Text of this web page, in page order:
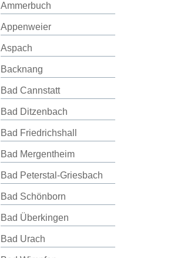
Ammerbuch
Appenweier
Aspach
Backnang
Bad Cannstatt
Bad Ditzenbach
Bad Friedrichshall
Bad Mergentheim
Bad Peterstal-Griesbach
Bad Schönborn
Bad Überkingen
Bad Urach